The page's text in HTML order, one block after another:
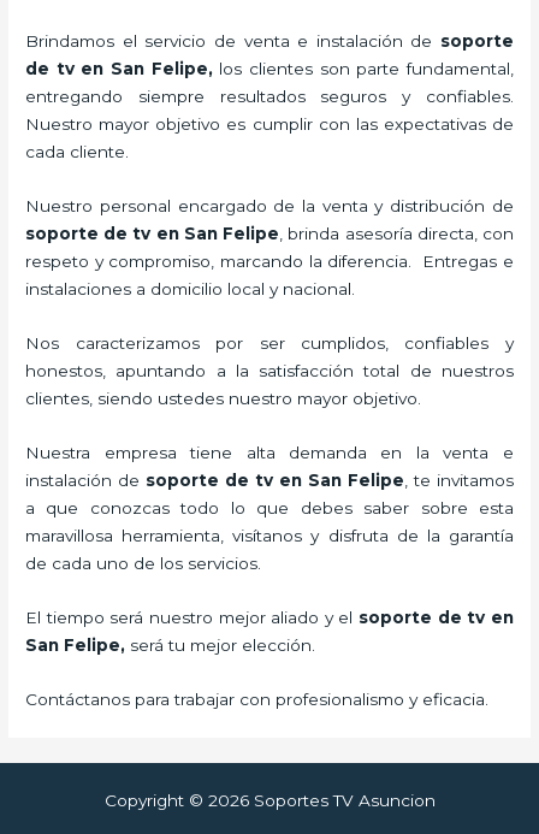
Brindamos el servicio de venta e instalación de soporte
de tv en San Felipe, los clientes son parte fundamental,
entregando siempre resultados seguros y confiables.
Nuestro mayor objetivo es cumplir con las expectativas de
cada cliente.
Nuestro personal encargado de la venta y distribución de
soporte de tv en San Felipe, brinda asesoría directa, con
respeto y compromiso, marcando la diferencia. Entregas e
instalaciones a domicilio local y nacional.
Nos caracterizamos por ser cumplidos, confiables y
honestos, apuntando a la satisfacción total de nuestros
clientes, siendo ustedes nuestro mayor objetivo.
Nuestra empresa tiene alta demanda en la venta e
instalación de soporte de tv en San Felipe , te invitamos
a que conozcas todo lo que debes saber sobre esta
maravillosa herramienta, visítanos y disfruta de la garantía
de cada uno de los servicios.
El tiempo será nuestro mejor aliado y el soporte de tv en
San Felipe, será tu mejor elección.
Contáctanos para trabajar con profesionalismo y eficacia.
Copyright © 2026 Soportes TV Asuncion